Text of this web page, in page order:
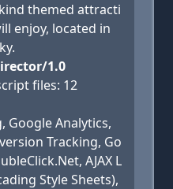
themed attracti
enjoy, located in
1.0
files: 12
Google Analytics,
Tracking, Go
AJAX L
Style Sheets),